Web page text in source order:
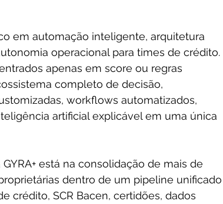
em automação inteligente, arquitetura
operacional para times de crédito.
apenas em score ou regras
completo de decisão,
workflows automatizados,
artificial explicável em uma única
está na consolidação de mais de
dentro de um pipeline unificado
crédito, SCR Bacen, certidões, dados